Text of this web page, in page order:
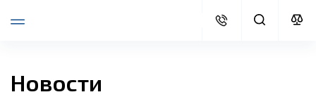
Новости